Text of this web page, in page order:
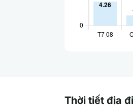
Thời tiết địa